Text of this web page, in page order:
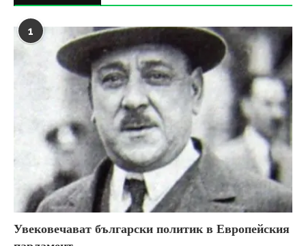
1
Увековечават български политик в Европейския